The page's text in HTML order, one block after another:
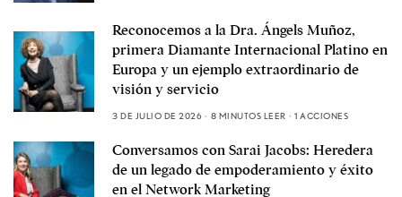
Reconocemos a la Dra. Ángels Muñoz,
primera Diamante Internacional Platino en
Europa y un ejemplo extraordinario de
visión y servicio
3 DE JULIO DE 2026 8 MINUTOS LEER 1 ACCIONES
Conversamos con Sarai Jacobs: Heredera
de un legado de empoderamiento y éxito
en el Network Marketing